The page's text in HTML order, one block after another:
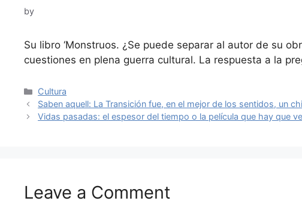
by
Su libro ‘Monstruos. ¿Se puede separar al autor de su
cuestiones en plena guerra cultural. La respuesta a la
Categories
Cultura
Saben aquell: La Transición fue, en el mejor de los sentidos, un
Vidas pasadas: el espesor del tiempo o la película que hay que
Leave a Comment